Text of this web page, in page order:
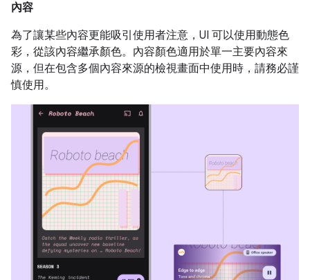
內容
為了讓某些內容更能吸引使用者注意，UI 可以使用動態色
彩，從該內容繼承顏色。內容顏色適用於單一主要內容來
源，但在包含多個內容來源的檢視畫面中使用時，請務必謹
慎使用。